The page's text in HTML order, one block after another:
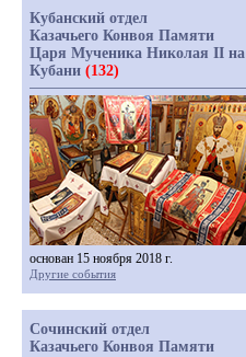
Кубанский отдел
Казачьего Конвоя Памяти
Царя Мученика Николая II на
Кубани (132)
основан 15 ноября 2018 г.
Другие события
Сочинский отдел
Казачьего Конвоя Памяти